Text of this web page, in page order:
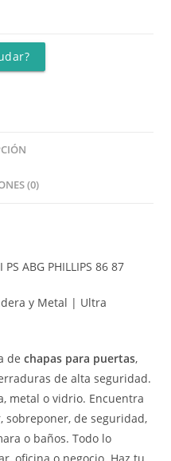
(0)
ABG PHILLIPS 86 87
y Metal | Ultra
dechapas para puertas,
de alta seguridad.
metal o vidrio. Encuentra
sobreponer, de seguridad,
o baños. Todo lo